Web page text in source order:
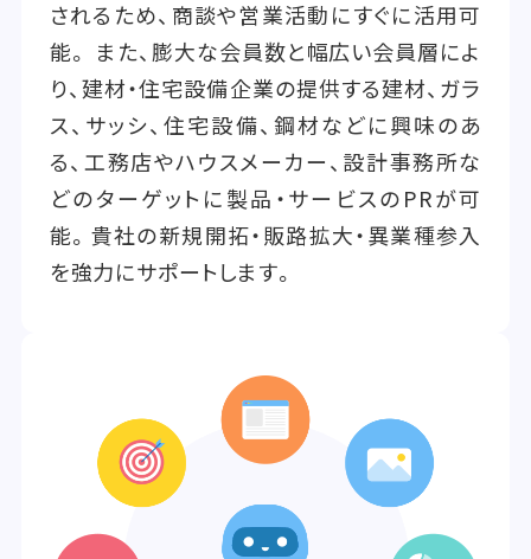
されるため、商談や営業活動にすぐに活用可
能。 また、膨大な会員数と幅広い会員層によ
り、建材・住宅設備企業の提供する建材、ガラ
ス、サッシ、住宅設備、鋼材などに興味のあ
る、工務店やハウスメーカー、設計事務所な
どのターゲットに製品・サービスのPRが可
能。貴社の新規開拓・販路拡大・異業種参入
を強力にサポートします。